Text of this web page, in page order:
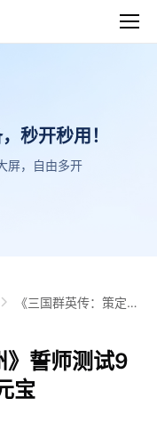
秒开秒用！
屏，自由多开
《三国群英传：策定九
》誓师测试9
宝